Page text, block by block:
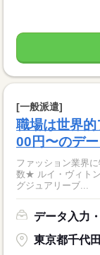
[一般派遣]
職場は世界
00円〜のデ
ファッション業界
数★ ルイ・ヴィトン、ティファニー、 モンクレールなど世界的な ラ
グジュアリーブ...
データ入力
東京都千代